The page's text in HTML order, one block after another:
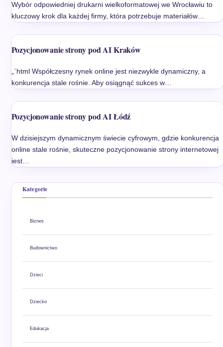
Wybór odpowiedniej drukarni wielkoformatowej we Wrocławiu to
kluczowy krok dla każdej firmy, która potrzebuje materiałów…
Pozycjonowanie strony pod AI Kraków
„`html Współczesny rynek online jest niezwykle dynamiczny, a
konkurencja stale rośnie. Aby osiągnąć sukces w…
Pozycjonowanie strony pod AI Łódź
W dzisiejszym dynamicznym świecie cyfrowym, gdzie konkurencja
online stale rośnie, skuteczne pozycjonowanie strony internetowej
jest…
Kategorie
Biznes
Budownictwo
Dzieci
Dziecko
Edukacja